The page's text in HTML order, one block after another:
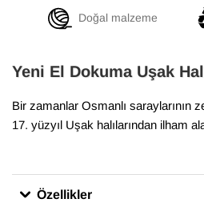
Doğal malzeme
Yeni El Dokuma Uşak
Bir zamanlar Osmanlı saraylarının
17. yüzyıl Uşak halılarından ilham
koleksiyonumuz, geleneksel
sağlıyor. Bu özel halı
Özellikler